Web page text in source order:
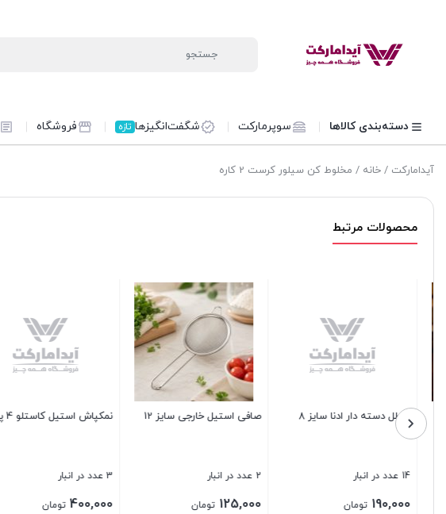
دسته‌بندی کالاها سوپرمارکت شگفت‌انگیزها تازه فروشگاه
آیدامارکت / خانه / مخلوط کن سیلور کرست 2 کاره
محصولات مرتبط
نمکپاش استیل کاستلو 4 پارچه
400,000 تومان
کارد میوه خوری 12 تایی
450,000 تومان
سبد پیک نیک کوچک هکسا
550,000 تومان